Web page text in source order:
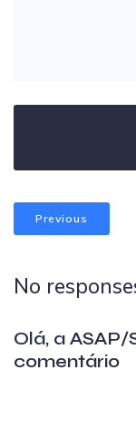
Previous
No
Olá, a
comentário